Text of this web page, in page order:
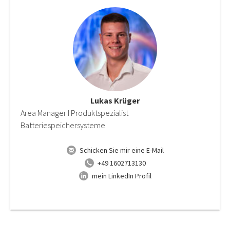
Lukas Krüger
Area Manager I Produktspezialist
Batteriespeichersysteme
Schicken Sie mir eine E-Mail
+49 1602713130
mein LinkedIn Profil